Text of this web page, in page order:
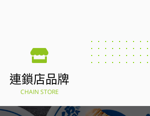
連鎖店品牌
CHAIN STORE